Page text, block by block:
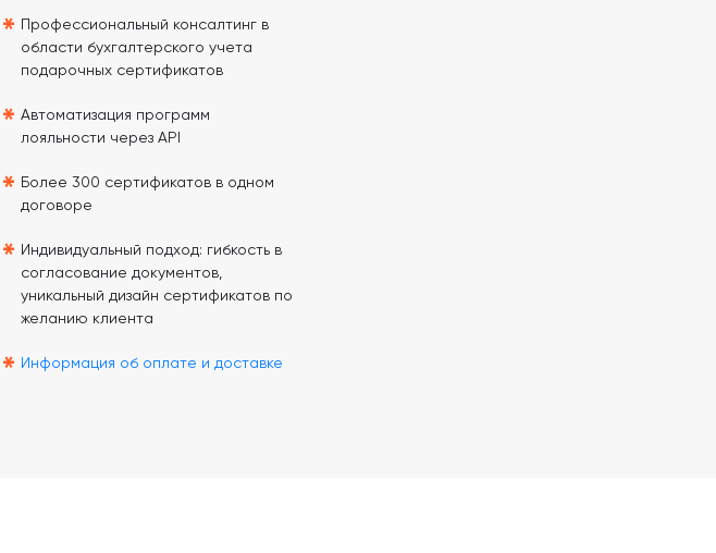
* Профессиональный консалтинг в
области бухгалтерского учета
подарочных сертификатов
* Автоматизация программ
лояльности через API
* Более 300 сертификатов в одном
договоре
* Индивидуальный подход: гибкость в
согласование документов,
уникальный дизайн сертификатов по
желанию клиента
* Информация об оплате и доставке